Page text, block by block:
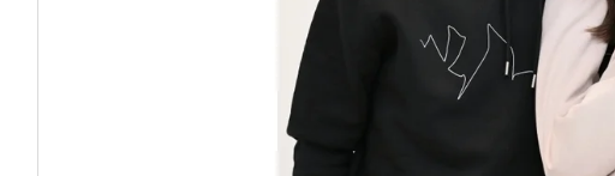
TRIČKO S KAPSOU - PCS